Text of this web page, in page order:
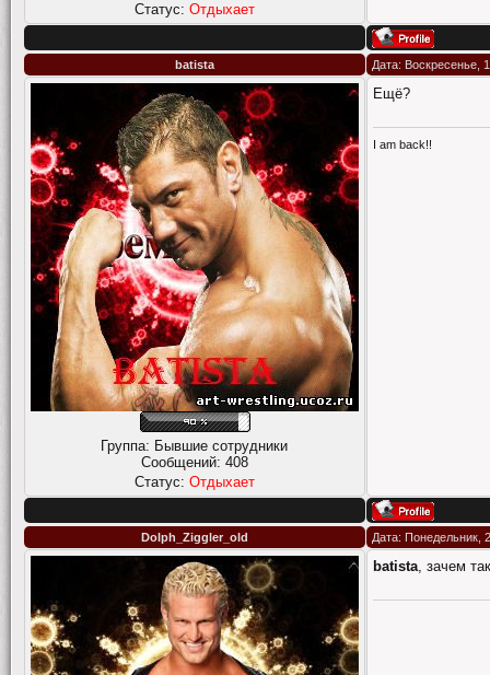
Статус: Отдыхает
batista Дата: Воскресенье,
Группа: Бывшие сотрудники
Сообщений: 408
Статус: Отдыхает
Ещё?
I am back!!
Dolph_Ziggler_old Дата: Понедельник,
batista, зачем